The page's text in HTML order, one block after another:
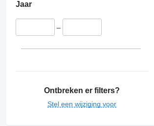
Jaar
–
Ontbreken er filters?
Stel een wijziging voor